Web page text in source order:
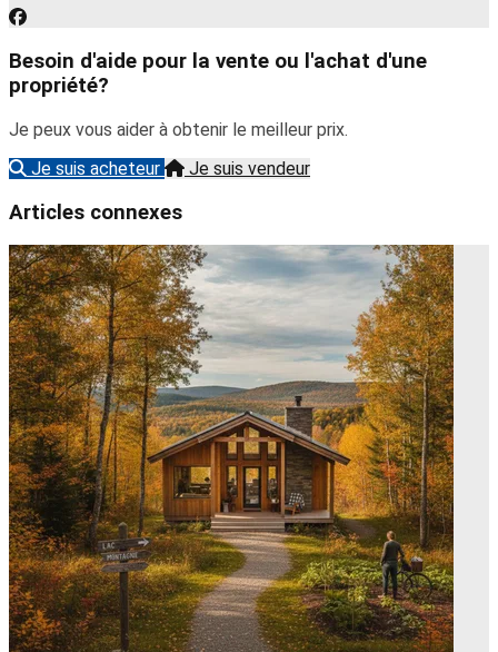
Besoin d'aide pour la vente ou l'achat d'une
propriété?
Je peux vous aider à obtenir le meilleur prix.
Je suis acheteur
Je suis vendeur
Articles connexes